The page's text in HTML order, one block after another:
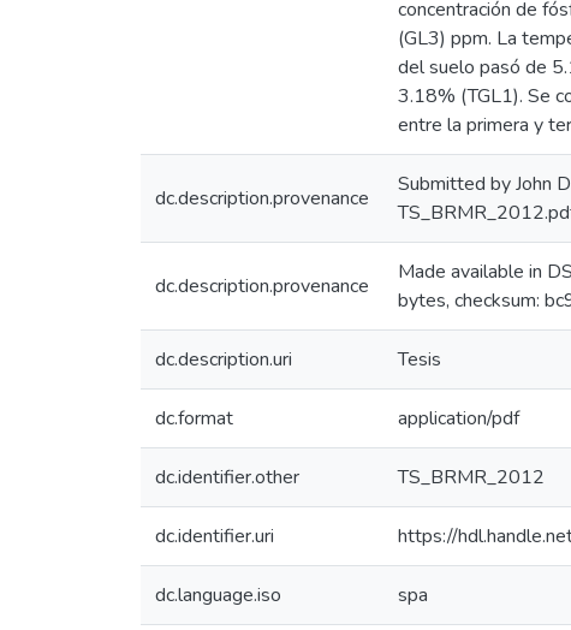
concentración de
(GL3) ppm. La
del suelo pasó de
3.18% (TGL1). Se
entre la primera y
dc.description.provenance
Submitted by John
dc.description.provenance
Made available in
bytes, checksum:
dc.description.uri Tesis
dc.format application/pdf
dc.identifier.other TS_BRMR_2012
dc.identifier.uri https://
dc.language.iso spa